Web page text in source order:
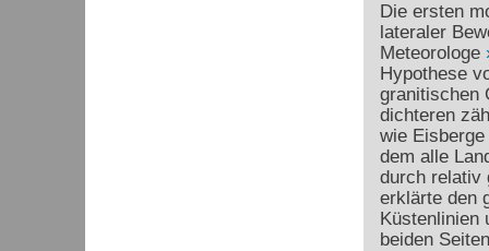
Die ersten
lateraler
Meteorologe
Hypothese
granitischen
dichteren
wie
dem alle
durch relativ
erklärte den
Küstenlinien
beiden